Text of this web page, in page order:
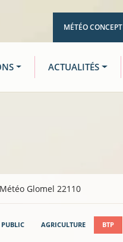
MÉTÉO CONCEPT
ACTUALITÉS
Météo Glomel 22110
AGRICULTURE BTP